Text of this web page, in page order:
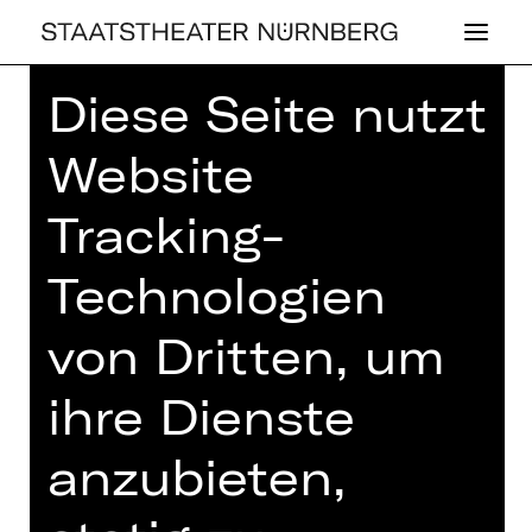
Home>Haus >Künstler*innen >
OPER
MOMME HIN­
RICHS
Diese Seite nutzt
Website
Tracking-
Technologien
von Dritten, um
ihre Dienste
anzubieten,